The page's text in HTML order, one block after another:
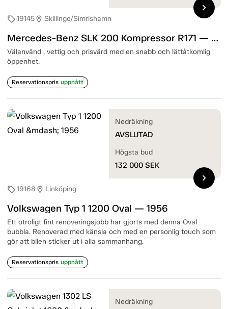
sell19145location_on Skillinge/Simrishamn
Mercedes-Benz SLK 200 Kompressor R171 — 2005
Välanvänd , vettig och prisvärd med en snabb och lättåtkomlig
öppenhet.
Reservationspris uppnått
chevron_right
sell19168 location_on Linköping
Volkswagen Typ 1 1200 Oval — 1956
Ett otroligt fint renoveringsjobb har gjorts med denna Oval
bubbla. Renoverad med känsla och med en personlig touch som
gör att bilen sticker ut i alla sammanhang.
Reservationspris uppnått
Nedräkning
AVSLUTAD
Högsta bud
132 000 SEK
chevron_right
Nedräkning